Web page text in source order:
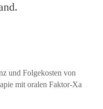
und Folgekosten von
mit oralen Faktor-Xa